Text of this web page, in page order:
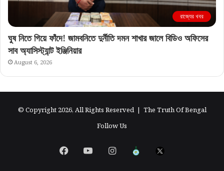
রাজ্যের খবর
ঘুষ নিতে গিয়ে ফাঁদে! জামবনিতে দুর্নীতি দমন শাখার জালে বিডিও অফিসের
সাব অ্যাসিস্ট্যান্ট ইঞ্জিনিয়ার
August 6, 2026
© Copyright 2026, All Rights Reserved | The Truth Of Bengal
Follow Us
FacebookYouTubeInstagram
এগিয়ে